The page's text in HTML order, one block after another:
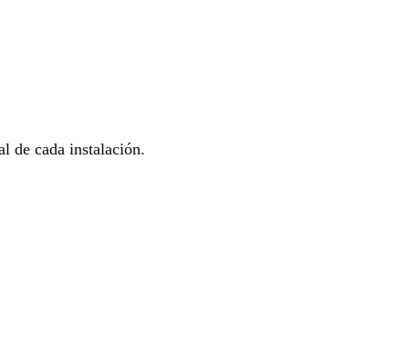
de cada instalación.